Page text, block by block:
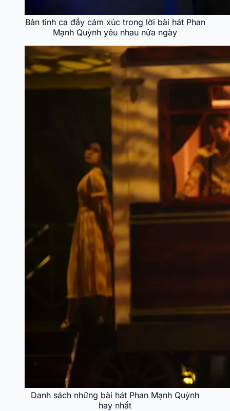
Bản tình ca đầy cảm xúc trong lời bài hát Phan
Mạnh Quỳnh yêu nhau nửa ngày
Danh sách những bài hát Phan Mạnh Quỳnh
hay nhất